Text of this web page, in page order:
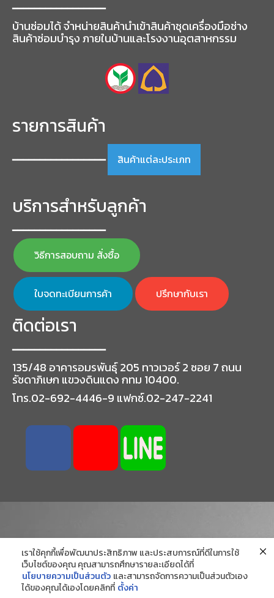
━━━━━━━━━━━━━━━━━
บ้านซ่อมได้ จำหน่ายสินค้านำเข้าสินค้าชุดเครื่องมือช่าง
สินค้าซ่อมบำรุง ภายในบ้านและโรงงานอุตสาหกรรม
รายการสินค้า
━━━━━━━━━━━━━━━━━ สินค้าแต่ละประเภท
บริการสำหรับลูกค้า
━━━━━━━━━━━━━━━━━
วิธีการสอบถาม สั่งซื้อ
ใบจดทะเบียนการค้า ปรึกษากับเรา
ติดต่อเรา
━━━━━━━━━━━━━━━━━
135/48 อาคารอมรพันธุ์ 205 ทาวเวอร์ 2 ซอย 7 ถนน
รัชดาภิเษก แขวงดินแดง กทม 10400.
โทร.02-692-4446-9 แฟกซ์.02-247-2241
เราใช้คุกกี้เพื่อพัฒนาประสิทธิภาพ และประสบการณ์ที่ดีในการใช้
เว็บไซต์ของคุณ คุณสามารถศึกษารายละเอียดได้ที่
นโยบายความเป็นส่วนตัว และสามารถจัดการความเป็นส่วนตัวเอง
ได้ของคุณได้เองโดยคลิกที่ ตั้งค่า